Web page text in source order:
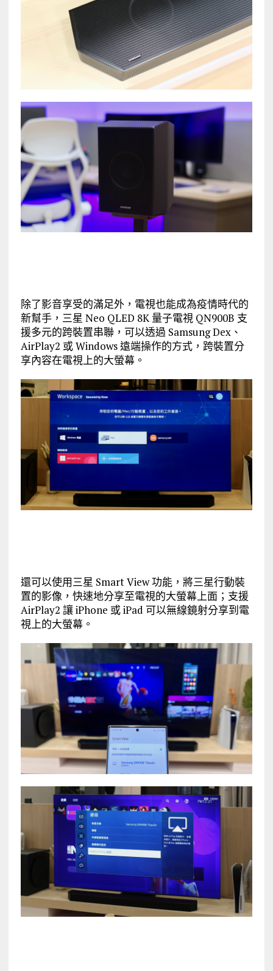
除了影音享受的滿足外，電視也能成為疫情時代的
新幫手，三星 Neo QLED 8K 量子電視 QN900B 支
援多元的跨裝置串聯，可以透過 Samsung Dex、
AirPlay2 或 Windows 遠端操作的方式，跨裝置分
享內容在電視上的大螢幕。
還可以使用三星 Smart View 功能，將三星行動裝
置的影像，快速地分享至電視的大螢幕上面；支援
AirPlay2 讓 iPhone 或 iPad 可以無線鏡射分享到電
視上的大螢幕。